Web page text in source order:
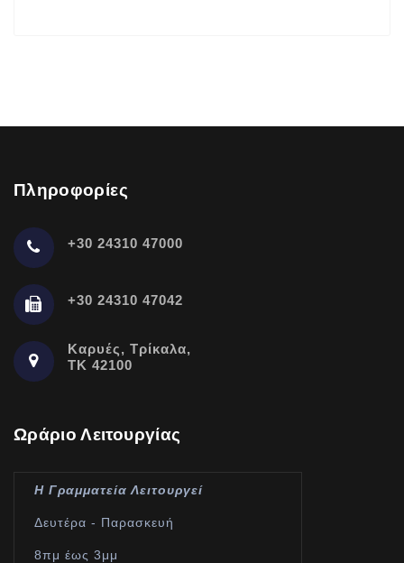
Πληροφορίες
+30 24310 47000
+30 24310 47042
Καρυές, Τρίκαλα,
ΤΚ 42100
Ωράριο Λειτουργίας
Η Γραμματεία Λειτουργεί
Δευτέρα - Παρασκευή
8πμ έως 3μμ